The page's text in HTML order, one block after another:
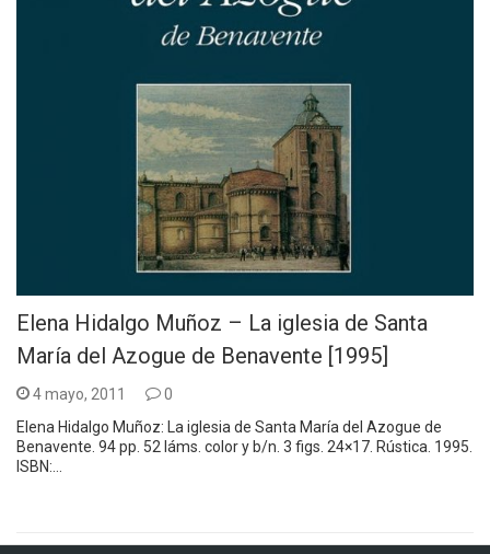
Elena Hidalgo Muñoz – La iglesia de Santa
María del Azogue de Benavente [1995]
4 mayo, 2011
0
Elena Hidalgo Muñoz: La iglesia de Santa María del Azogue de
Benavente. 94 pp. 52 láms. color y b/n. 3 figs. 24×17. Rústica. 1995.
ISBN:…